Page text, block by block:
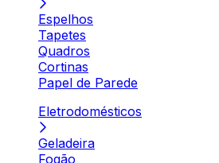
Espelhos
Tapetes
Quadros
Cortinas
Papel de Parede
Eletrodomésticos
Geladeira
Fogão